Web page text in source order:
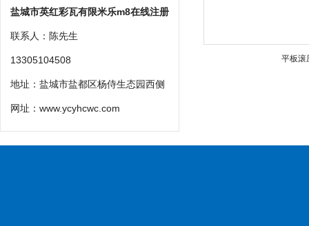
盐城市英红彩瓦有限米乐m8在线注册
联系人：陈先生
13305104508
地址：盐城市盐都区杨侍生态园西侧
网址： www.ycyhcwc.com
平板滚